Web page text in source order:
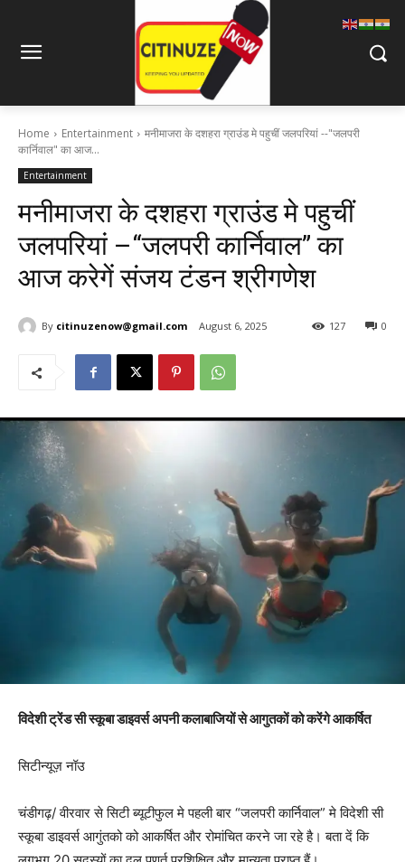
Home Entertainment
मनीमाजरा के दशहरा ग्राउंड मे पहुचीं जलपरियां --"जलपरी
कार्निवाल" का आज...
Entertainment
मनीमाजरा के दशहरा ग्राउंड मे पहुचीं
जलपरियां –“जलपरी कार्निवाल” का
आज करेगें संजय टंडन श्रीगणेश
By citinuzenow@gmail.com August 6, 2025 0
127
विदेशी ट्रेंड सी स्कूबा डाइवर्स अपनी कलाबाजियों से आगुतकों को करेंगे आकर्षित
सिटीन्यूज़ नॉउ
चंडीगढ़/ वीरवार से सिटी ब्यूटीफुल मे पहली बार “जलपरी कार्निवाल” मे विदेशी सी
स्कूबा डाइवर्स आगुंतको को आकर्षित और रोमांचित करने जा रहे है। बता दें कि